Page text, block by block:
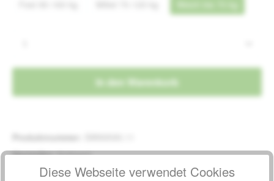
In den Warenkorb
Produktnummer:
Hersteller:Kubivent
Hersteller-Nr.: CVM102-05
Diese Webseite verwendet Cookies